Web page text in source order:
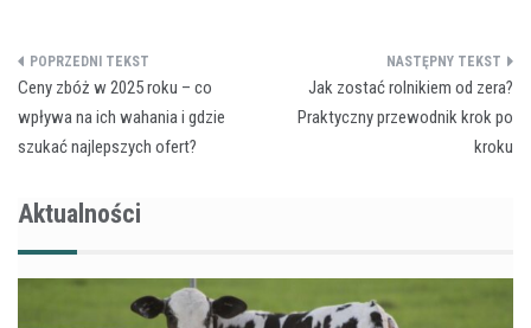
Nawigacja
wpisu
Ceny zbóż w 2025 roku – co
wpływa na ich wahania i gdzie
szukać najlepszych ofert?
Jak zostać rolnikiem od zera?
Praktyczny przewodnik krok po
kroku
Aktualności